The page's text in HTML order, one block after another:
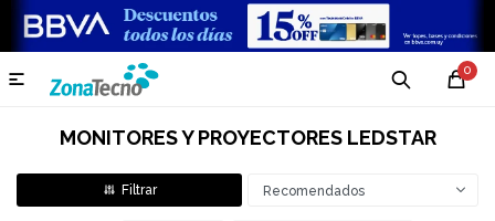
0

MONITORES Y PROYECTORES LEDSTAR
Recomendados